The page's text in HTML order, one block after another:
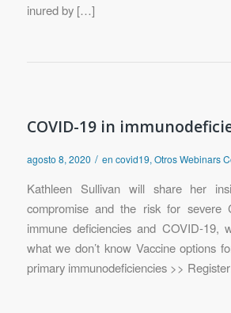
inured by […]
COVID-19 in
agosto 8, 2020 / en covid19, Otros Webinars
Kathleen Sullivan will share her
compromise and the risk for severe
immune deficiencies and COVID-19,
what we don’t know Vaccine options
primary immunodeficiencies >>